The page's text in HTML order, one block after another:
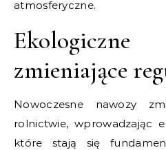
atmosferyczne.
Ekologiczne
zmieniające
Nowoczesne nawozy
rolnictwie, wprowadzając
które stają się